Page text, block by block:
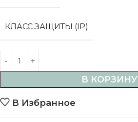
КЛАСС ЗАЩИТЫ (IP)
В КОРЗИНУ
В Избранное